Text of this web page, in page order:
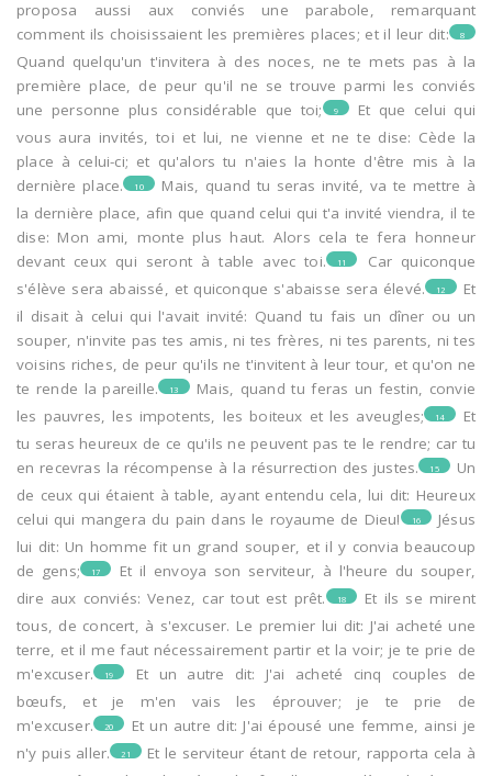
proposa aussi aux conviés une parabole, remarquant
comment ils choisissaient les premières places; et il leur dit:
8
Quand quelqu'un t'invitera à des noces, ne te mets pas à la
première place, de peur qu'il ne se trouve parmi les conviés
une personne plus considérable que toi;
9
Et que celui qui
vous aura invités, toi et lui, ne vienne et ne te dise: Cède la
place à celui-ci; et qu'alors tu n'aies la honte d'être mis à la
dernière place.
10
Mais, quand tu seras invité, va te mettre à
la dernière place, afin que quand celui qui t'a invité viendra, il te
dise: Mon ami, monte plus haut. Alors cela te fera honneur
devant ceux qui seront à table avec toi.
11
Car quiconque
s'élève sera abaissé, et quiconque s'abaisse sera élevé.
12
Et
il disait à celui qui l'avait invité: Quand tu fais un dîner ou un
souper, n'invite pas tes amis, ni tes frères, ni tes parents, ni tes
voisins riches, de peur qu'ils ne t'invitent à leur tour, et qu'on ne
te rende la pareille.
13
Mais, quand tu feras un festin, convie
les pauvres, les impotents, les boiteux et les aveugles;
14
Et
tu seras heureux de ce qu'ils ne peuvent pas te le rendre; car tu
en recevras la récompense à la résurrection des justes.
15
Un
de ceux qui étaient à table, ayant entendu cela, lui dit: Heureux
celui qui mangera du pain dans le royaume de Dieu!
16
Jésus
lui dit: Un homme fit un grand souper, et il y convia beaucoup
de gens;
17
Et il envoya son serviteur, à l'heure du souper,
dire aux conviés: Venez, car tout est prêt.
18
Et ils se mirent
tous, de concert, à s'excuser. Le premier lui dit: J'ai acheté une
terre, et il me faut nécessairement partir et la voir; je te prie de
m'excuser.
19
Et un autre dit: J'ai acheté cinq couples de
bœufs, et je m'en vais les éprouver; je te prie de
m'excuser.
20
Et un autre dit: J'ai épousé une femme, ainsi je
n'y puis aller.
21
Et le serviteur étant de retour, rapporta cela à